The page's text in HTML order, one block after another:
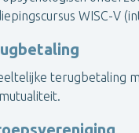
WISC-V
terugbetaling